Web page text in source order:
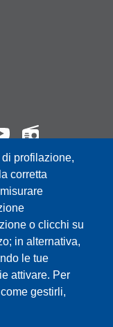
profilazione,
corretta
o clicchi su
in alternativa,
le tue
attivare. Per
gestirli,
Modena, Tel. 059
42121 Reggio